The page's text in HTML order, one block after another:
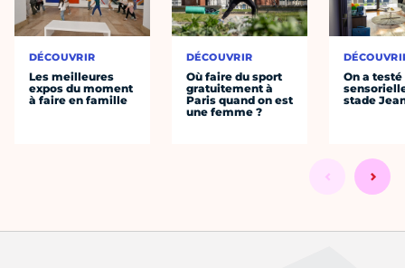
DÉCOUVRIR
Les meilleures
expos du moment
à faire en famille
DÉCOUVRIR
Où faire du sport
gratuitement à
Paris quand on est
une femme ?
On a
stade